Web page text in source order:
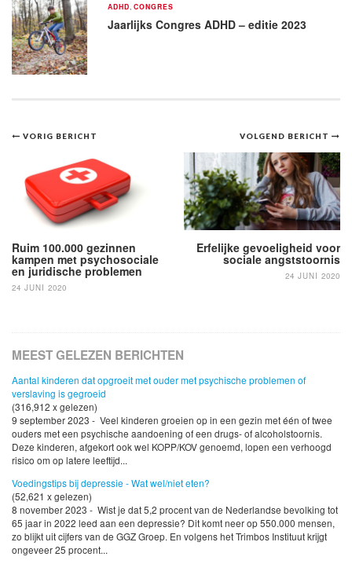
ADHD ,CONGRES
Jaarlijks Congres ADHD – editie 2023
Bericht
navigatie
VOLGEND BERICHT
Erfelijke gevoeligheid voor
sociale angststoornis
24 JUNI 2020
VORIG BERICHT
Ruim 100.000 gezinnen
kampen met psychosociale
en juridische problemen
24 JUNI 2020
MEEST GELEZEN BERICHTEN
Aantal kinderen dat opgroeit met ouder met psychische problemen of
verslaving is gegroeid
(316,912 x gelezen)
9 september 2023 - Veel kinderen groeien op in een gezin met één of twee
ouders met een psychische aandoening of een drugs- of alcoholstoornis.
Deze kinderen, afgekort ook wel KOPP/KOV genoemd, lopen een verhoogd
risico om op latere leeftijd...
Voedingstips bij depressie - Wat wel/niet eten?
(52,621 x gelezen)
8 november 2023 - Wist je dat 5,2 procent van de Nederlandse bevolking tot
65 jaar in 2022 leed aan een depressie? Dit komt neer op 550.000 mensen,
zo blijkt uit cijfers van de GGZ Groep. En volgens het Trimbos Instituut krijgt
ongeveer 25 procent...